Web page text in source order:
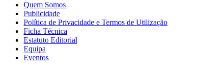
Quem Somos
Publicidade
Política de Privacidade e Termos de Utilização
Ficha Técnica
Estatuto Editorial
Equipa
Eventos